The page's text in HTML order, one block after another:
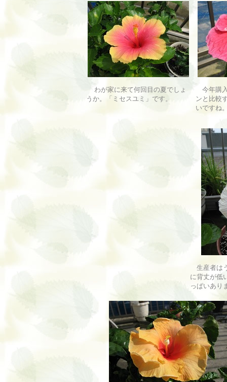
わが家に来て何回目の夏でしょ
うか。「ミセスユミ」です。
今年購
ンと比較
いですね
生産者は
に背丈が低
っぱいあり